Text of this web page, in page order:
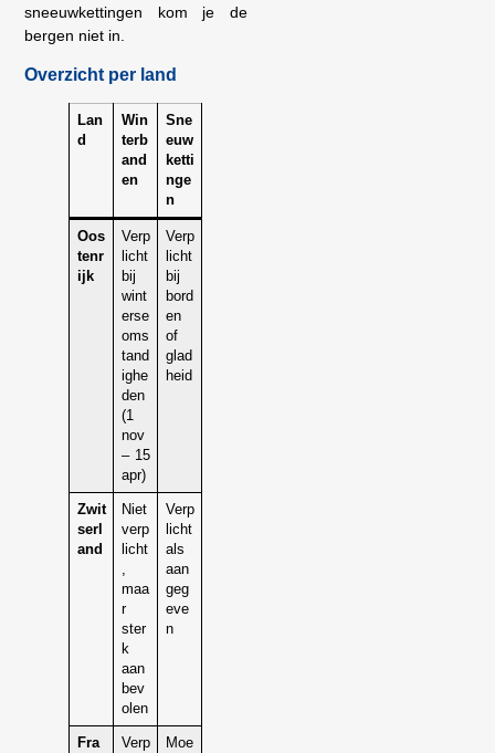
sneeuwkettingen kom je de
bergen niet in.
Overzicht per land
Lan
d
Win
terb
and
en
Sne
euw
ketti
nge
n
Oos
tenr
ijk
Verp
licht
bij
wint
erse
oms
tand
ighe
den
(1
nov
– 15
apr)
Verp
licht
bij
bord
en
of
glad
heid
Zwit
serl
and
Niet
verp
licht
maa
r
ster
k
aan
bev
olen
Verp
licht
als
aan
geg
eve
n
Fra
Verp
Moe